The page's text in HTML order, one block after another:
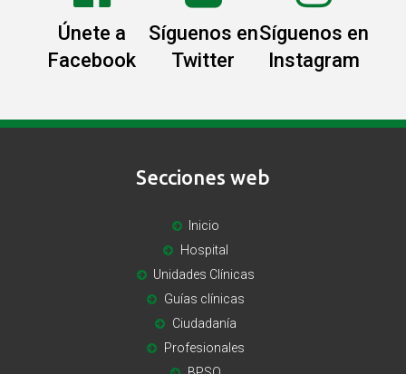
Únete a
Facebook
Síguenos en
Twitter
Síguenos en
Instagram
Secciones web
Inicio
Hospital
Unidades Clínicas
Guías clínicas
Ciudadanía
Profesionales